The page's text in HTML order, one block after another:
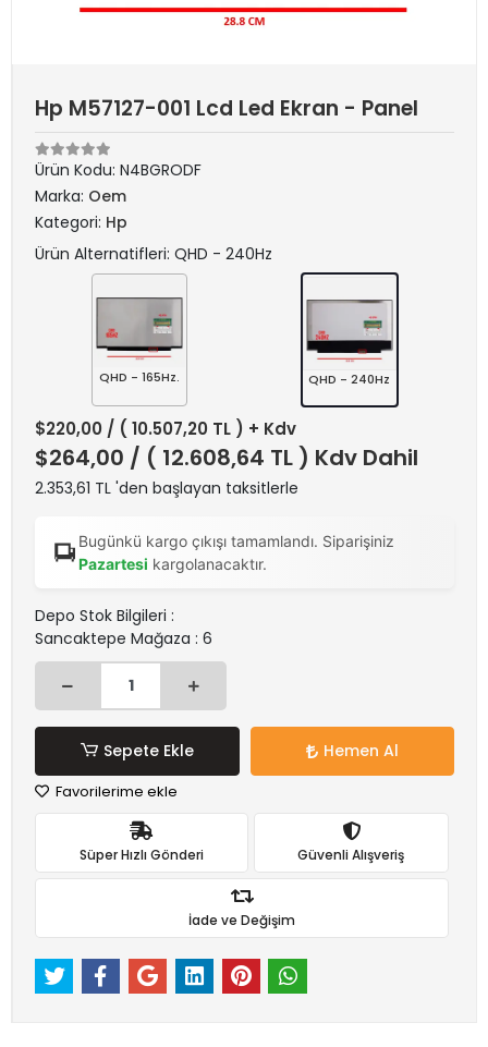
Hp M57127-001 Lcd Led Ekran - Panel
Ürün Kodu: N4BGRODF
Marka: Oem
Kategori: Hp
Ürün Alternatifleri: QHD - 240Hz
QHD - 165Hz. QHD - 240Hz
$220,00 / ( 10.507,20 TL ) + Kdv
$264,00 / ( 12.608,64 TL ) Kdv Dahil
2.353,61 TL 'den başlayan taksitlerle
Bugünkü kargo çıkışı tamamlandı. Siparişiniz
Pazartesi kargolanacaktır.
Depo Stok Bilgileri :
Sancaktepe Mağaza : 6
Sepete Ekle Hemen Al
Favorilerime ekle
Süper Hızlı Gönderi Güvenli Alışveriş
İade ve Değişim